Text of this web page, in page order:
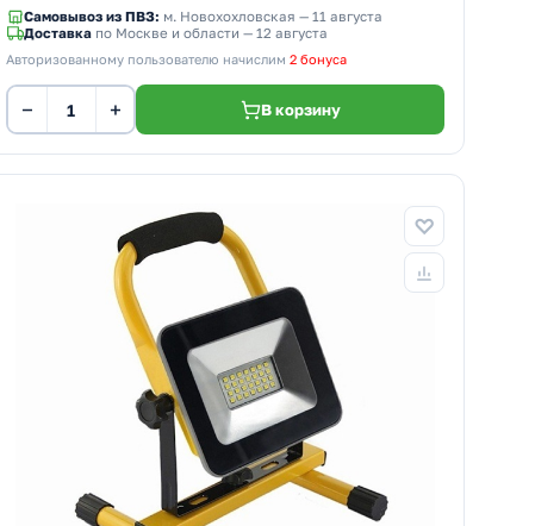
Самовывоз из ПВЗ: м. Новохохловская — 11 августа
Доставка по Москве и области — 12 августа
Авторизованному пользователю начислим 2 бонуса
− + В корзину